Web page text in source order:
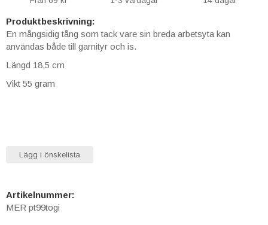
Produktbeskrivning:
En mångsidig tång som tack vare sin breda arbetsyta kan
användas både till garnityr och is.
Längd 18,5 cm
Vikt 55 gram
Lägg i önskelista
Artikelnummer:
MER pt99togi